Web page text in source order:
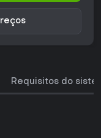
Requisitos do